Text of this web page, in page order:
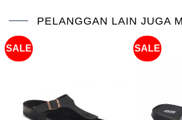
PELANGGAN LAIN JUGA
SALE SALE